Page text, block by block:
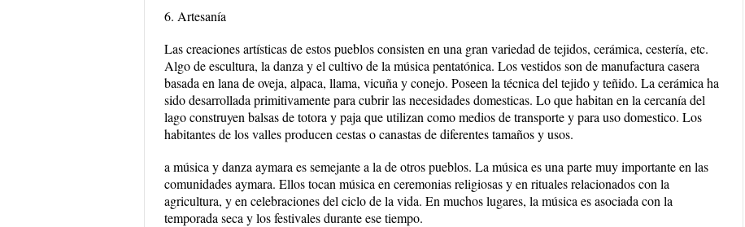
6. Artesanía
Las creaciones artísticas de estos pueblos consisten en una gran variedad de tejidos, cerámica, cestería, etc.
Algo de escultura, la danza y el cultivo de la música pentatónica. Los vestidos son de manufactura casera
basada en lana de oveja, alpaca, llama, vicuña y conejo. Poseen la técnica del tejido y teñido. La cerámica ha
sido desarrollada primitivamente para cubrir las necesidades domesticas. Lo que habitan en la cercanía del
lago construyen balsas de totora y paja que utilizan como medios de transporte y para uso domestico. Los
habitantes de los valles producen cestas o canastas de diferentes tamaños y usos.
a música y danza aymara es semejante a la de otros pueblos. La música es una parte muy importante en las
comunidades aymara. Ellos tocan música en ceremonias religiosas y en rituales relacionados con la
agricultura, y en celebraciones del ciclo de la vida. En muchos lugares, la música es asociada con la
temporada seca y los festivales durante ese tiempo.